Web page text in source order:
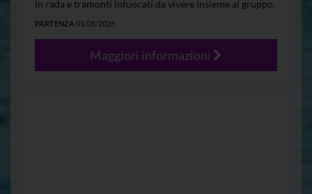
in rada e tramonti infuocati da vivere insieme al gruppo.
PARTENZA 01/08/2026
Maggiori informazioni